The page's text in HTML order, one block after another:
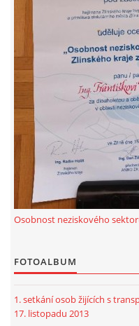
Osobnost neziskového
FOTOALBUM
1. setkání osob žijících s
17. listopadu 2013